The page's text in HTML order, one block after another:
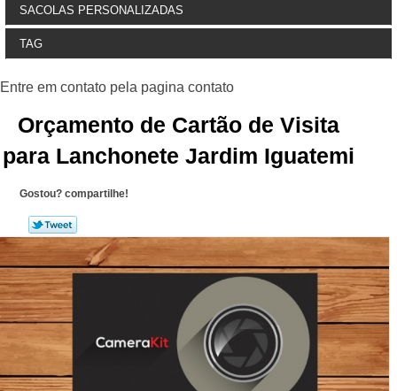
SACOLAS PERSONALIZADAS
TAG
Orçamento de Cartão de Visita
para Lanchonete Jardim Iguatemi
Gostou? compartilhe!